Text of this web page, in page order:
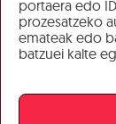
portaera edo
prozesatzeko
emateak edo
batzuei kalte